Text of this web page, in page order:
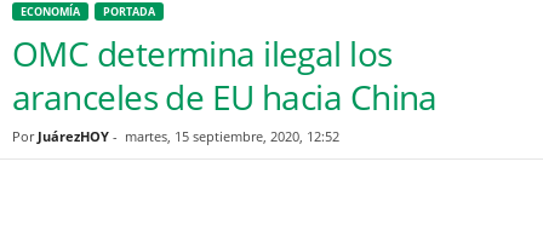
ECONOMÍA PORTADA
OMC determina ilegal los
aranceles de EU hacia China
Por JuárezHOY - martes, 15 septiembre, 2020, 12:52